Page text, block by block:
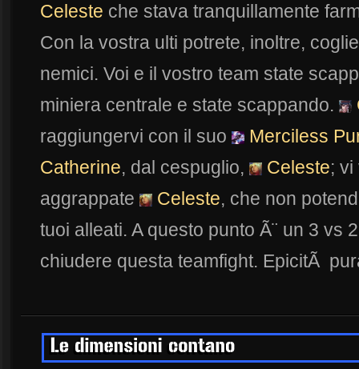
Celeste che stava tranquillamente
Con la vostra ulti potrete, inoltre,
nemici. Voi e il vostro team state
miniera centrale e state scappando.
raggiungervi con il suo
Merciless
Catherine, dal cespuglio, Celeste;
aggrappate
Celeste, che non
tuoi alleati. A questo punto Ã¨ un 3 vs
chiudere questa teamfight. EpicitÃ